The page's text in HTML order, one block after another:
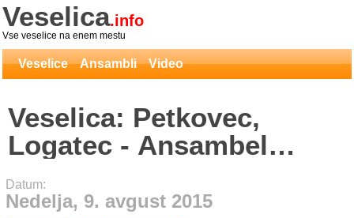
Veselica.info
Vse veselice na enem mestu
Veselice Ansambli Video
Veselica: Petkovec,
Logatec - Ansambel
Akordi
Datum:
Nedelja, 9. avgust 2015